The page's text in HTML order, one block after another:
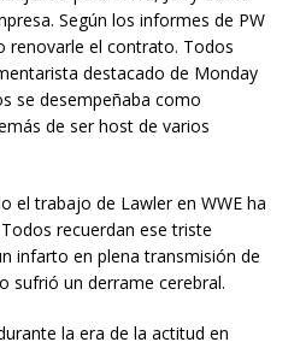
Según los informes de PW
renovarle el contrato. Todos
destacado de Monday
se desempeñaba como
de ser host de varios
el trabajo de Lawler en WWE ha
recuerdan ese triste
infarto en plena transmisión de
sufrió un derrame cerebral.
la era de la actitud en